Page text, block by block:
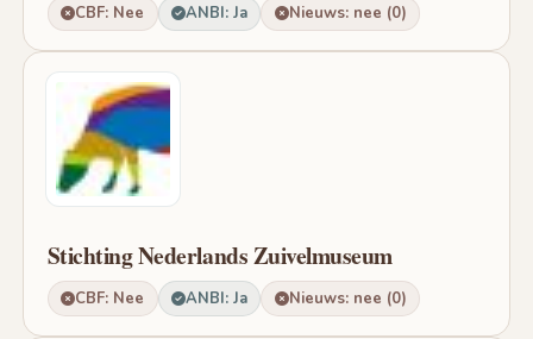
CBF: Nee ANBI: Ja Nieuws: nee (0)
Stichting Nederlands Zuivelmuseum
CBF: Nee ANBI: Ja Nieuws: nee (0)